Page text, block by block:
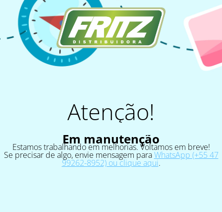
Atenção!
Em manutenção
Estamos trabalhando em melhorias. Voltamos em breve!
Se precisar de algo, envie mensagem paraWhatsApp (+55 47
99262-8952) ou clique aqui.